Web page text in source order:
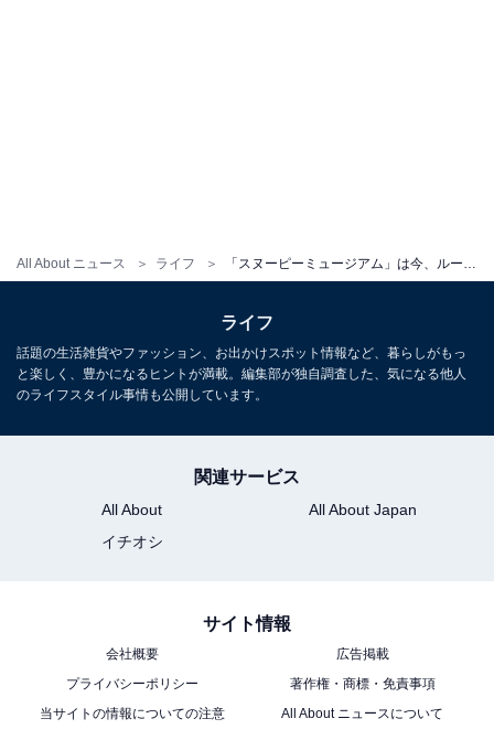
All About ニュース ライフ
「STRIKE ONE！ ピーナッツ・ギャングのタコライス」
ライフ
話題の生活雑貨やファッション、お出かけスポット情報など、暮らしがもっ
と楽しく、豊かになるヒントが満載。編集部が独自調査した、気になる他人
のライフスタイル事情も公開しています。
関連サービス
All About
All About Japan
イチオシ
サイト情報
会社概要
広告掲載
プライバシーポリシー
著作権・商標・免責事項
当サイトの情報についての注意
All About ニュースについて